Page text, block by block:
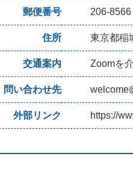
郵便番号 206-8566
住所 東京都稲
交通案内 Zoomを
問い合わせ先
外部リンク https://